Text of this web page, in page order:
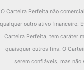
O Carteira Perfeita não
qualquer outro ativo financeiro.
Carteira Perfeita, tem caráter
quaisquer outros fins. O
serem confiáveis, mas